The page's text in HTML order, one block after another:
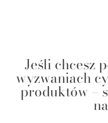
Jeśli chcesz
wyzwaniach
produktów –